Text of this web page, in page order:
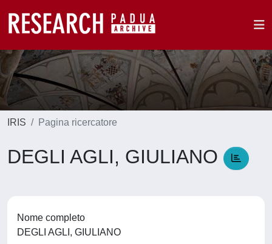
IRIS Pagina ricercatore
DEGLI AGLI, GIULIANO
Nome completo
DEGLI AGLI, GIULIANO